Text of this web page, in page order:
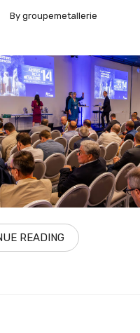
By groupemetallerie
READING